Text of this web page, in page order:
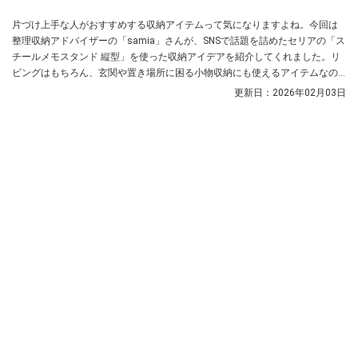
片づけ上手な人がおすすめする収納アイテムって気になりますよね。今回は
整理収納アドバイザーの「samia」さんが、SNSで話題を詰めたセリアの「ス
チールメモスタンド 縦型」を使った収納アイデアを紹介してくれました。リ
ビングはもちろん、玄関や置き場所に困る小物収納にも使えるアイテムなの
更新日： 2026年02月03日